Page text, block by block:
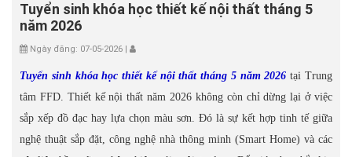
Tuyển sinh khóa học thiết kế nội thất tháng 5
năm 2026
Ngày đăng: 07-05-2026 |
Tuyển sinh khóa học thiết kế nội thất tháng 5 năm 2026 tại Trung
tâm FFD. Thiết kế nội thất năm 2026 không còn chỉ dừng lại ở việc
sắp xếp đồ đạc hay lựa chọn màu sơn. Đó là sự kết hợp tinh tế giữa
nghệ thuật sắp đặt, công nghệ nhà thông minh (Smart Home) và các